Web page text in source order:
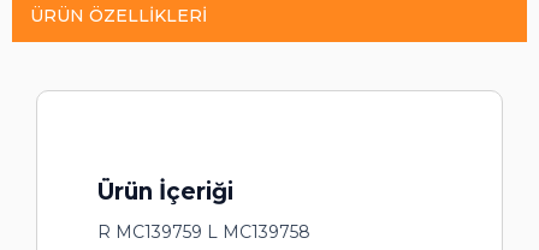
ÜRÜN ÖZELLIKLERI
Ürün İçeriği
R MC139759 L MC139758